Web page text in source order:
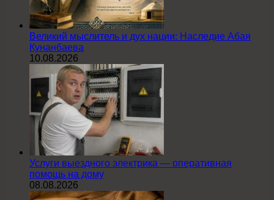
Великий мыслитель и дух нации: Наследие Абая
Кунанбаева
10.08.2026
Услуги выездного электрика — оперативная
помощь на дому
08.08.2026